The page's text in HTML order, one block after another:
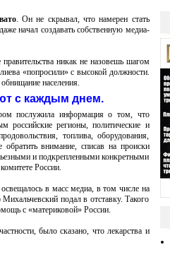
. Он не скрывал, что намерен стать
начал создавать собственную медиа-
никак не назовешь шагом
«попросили» с высокой должности.
населения.
с каждым днем.
послужила информация о том, что
российские регионы, политические и
топлива, оборудования,
внимание, списав на происки
и подкрепленными конкретными
России.
в масс медиа, в том числе на
подал в отставку. Такого
с «материковой» России.
было сказано, что лекарства и